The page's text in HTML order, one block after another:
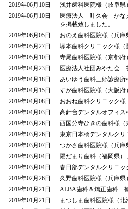
2019年06月10日
浅井歯科医院様（岐阜県
2019年06月10日
医療法人 叶久会 かな
を掲載致しました。
2019年06月05日
おのえ歯科医院様（兵庫
2019年05月27日
塚本歯科クリニック様
2019年05月10日
寺尾歯科医院様（京都府
2019年04月23日
医療法人社団みやた会
2019年04月18日
あいゆう歯科三郷診療
2019年04月15日
すが歯科医院様（大阪府
2019年04月08日
おおね歯科クリニック
2019年04月03日
高針台デンタルオフィ
2019年03月26日
西国分寺ひきの歯科様
2019年03月26日
東京日本橋デンタルク
2019年03月07日
つかさ歯科医院様（兵庫
2019年03月04日
陽だまり歯科（福岡県）
2019年03月04日
春日部デンタルクリニ
2019年02月26日
久野歯科医院様（兵庫県
2019年01月21日
ALBA歯科＆矯正歯科
2019年01月21日
まつしま歯科医院様（